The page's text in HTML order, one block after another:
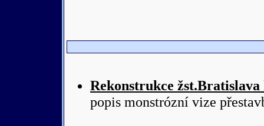
Rekonstrukce žst.Bratislava
popis monstrózní vize